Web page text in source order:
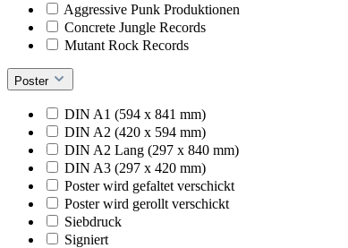
Aggressive Punk Produktionen
Concrete Jungle Records
Mutant Rock Records
Poster
DIN A1 (594 x 841 mm)
DIN A2 (420 x 594 mm)
DIN A2 Lang (297 x 840 mm)
DIN A3 (297 x 420 mm)
Poster wird gefaltet verschickt
Poster wird gerollt verschickt
Siebdruck
Signiert